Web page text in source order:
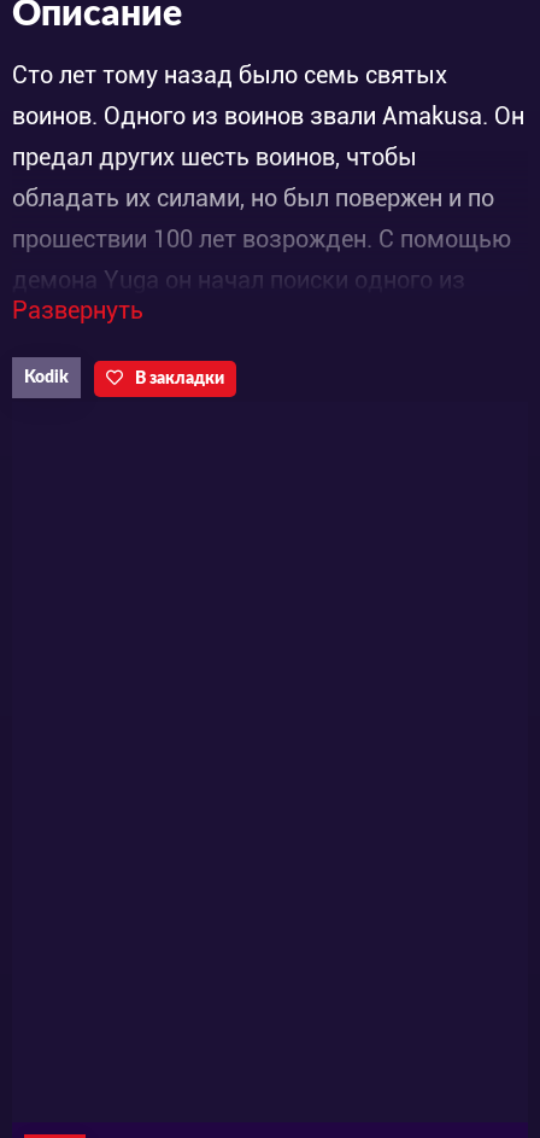
Описание
Cто лет тому назад было семь святых
воинов. Одного из воинов звали Amakusa. Он
предал других шесть воинов, чтобы
обладать их силами, но был повержен и по
прошествии 100 лет возрожден. С помощью
демона Yuga он начал поиски одного из
воинов и своего злейшего врага Haohmaru,
чтобы заполучить его силу.
Развернуть
Kodik В закладки